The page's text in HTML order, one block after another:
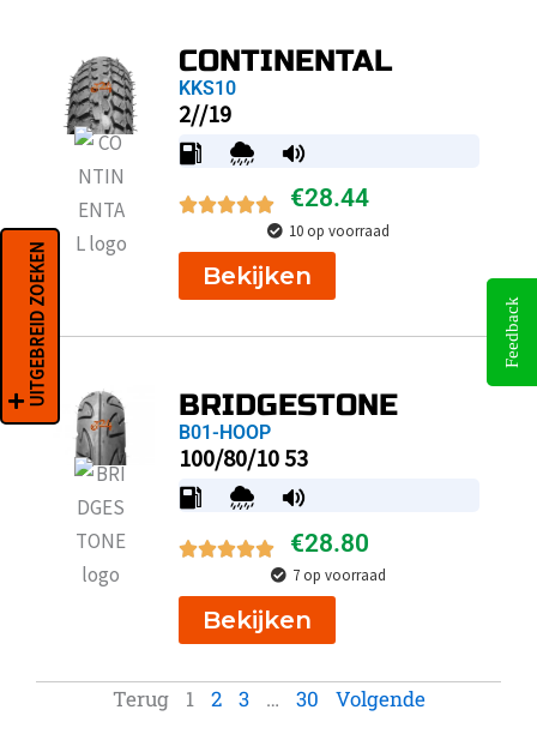
CONTINENTAL
KKS10
2//19
€28.44
10 op voorraad
Bekijken
BRIDGESTONE
B01-HOOP
100/80/10 53
€28.80
7 op voorraad
Bekijken
Terug 1 2 3 … 30 Volgende
UITGEBREID ZOEKEN Feedback